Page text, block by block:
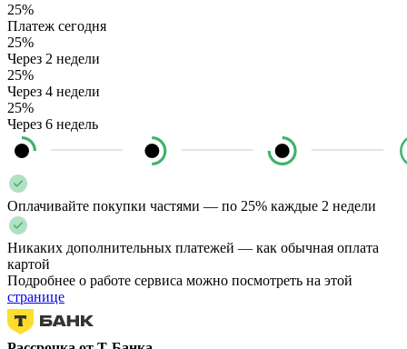
25%
Платеж сегодня
25%
Через 2 недели
25%
Через 4 недели
25%
Через 6 недель
Оплачивайте покупки частями — по 25% каждые 2 недели
Никаких дополнительных платежей — как обычная оплата
картой
Подробнее о работе сервиса можно посмотреть на этой
странице